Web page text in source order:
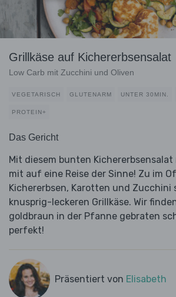
Grillkäse auf Kichererbsensalat
Low Carb mit Zucchini und Oliven
VEGETARISCH GLUTENARM UNTER 30MIN.
PROTEIN+
Das Gericht
Mit diesem bunten
mit auf eine Reise der Sinne! Zu im
Kichererbsen, Karotten und Zucchini
knusprig-leckeren Grillkäse. Wir
goldbraun in der Pfanne gebraten
perfekt!
Präsentiert von Elisabeth